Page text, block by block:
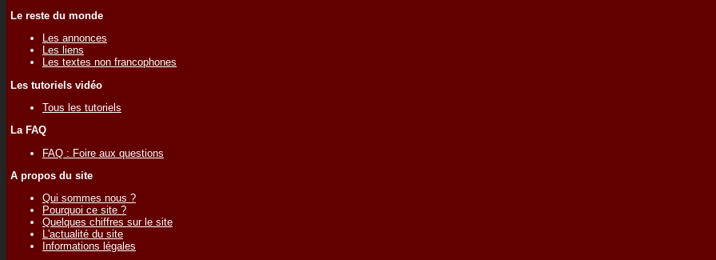
Le reste du monde
Les annonces
Les liens
Les textes non francophones
Les tutoriels vidéo
Tous les tutoriels
La FAQ
FAQ : Foire aux questions
A propos du site
Qui sommes nous ?
Pourquoi ce site ?
Quelques chiffres sur le site
L'actualité du site
Informations légales